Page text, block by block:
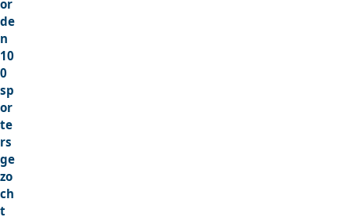
or
de
n
10
0
sp
or
te
rs
ge
zo
ch
t